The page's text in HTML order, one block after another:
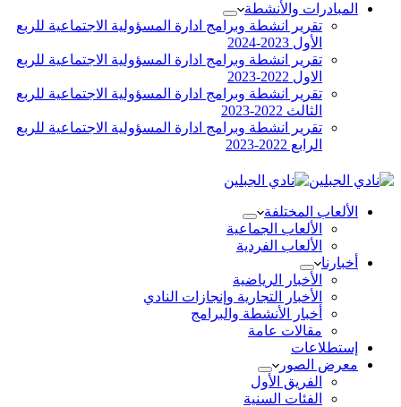
المبادرات والأنشطة
تقرير انشطة وبرامج ادارة المسؤولية الاجتماعية للربع
الأول 2023-2024
تقرير انشطة وبرامج ادارة المسؤولية الاجتماعية للربع
الاول 2022-2023
تقرير انشطة وبرامج ادارة المسؤولية الاجتماعية للربع
الثالث 2022-2023
تقرير انشطة وبرامج ادارة المسؤولية الاجتماعية للربع
الرابع 2022-2023
الألعاب المختلفة
الألعاب الجماعية
الألعاب الفردية
أخبارنا
الأخبار الرياضية
الأخبار التجارية وإنجازات النادي
أخبار الأنشطة والبرامج
مقالات عامة
إستطلاعات
معرض الصور
الفريق الأول
الفئات السنية